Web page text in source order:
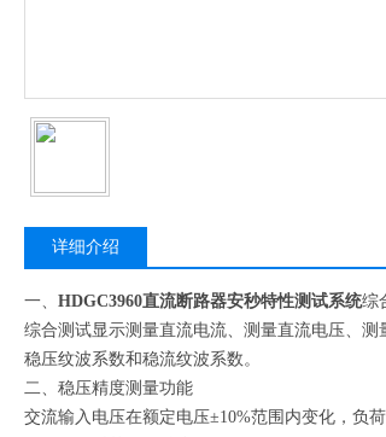
详细介绍
一、 HDGC3960直流断路器安秒特性测试系统综
综合测试显示测量直流电流、测量直流电压、测
稳压纹波系数和稳流纹波系数。
二、稳压精度测量功能
交流输入电压在额定电压±10%范围内变化，负